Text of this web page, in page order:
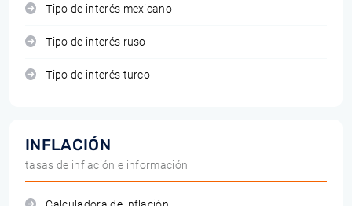
Tipo de interés mexicano
Tipo de interés ruso
Tipo de interés turco
INFLACIÓN
tasas de inflación e información